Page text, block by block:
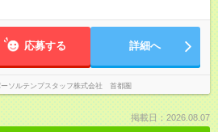
応募する 詳細へ
ーソルテンプスタッフ株式会社 首都圏
掲載日：2026.08.07